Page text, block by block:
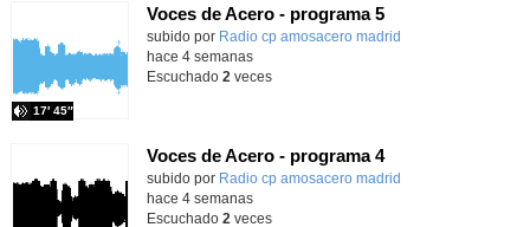
Voces de Acero - programa 5
Contenido educativo.
subido por Radio cp amosacero madrid
17′ 45″
hace 4 semanas
Escuchado 2 veces
Voces de Acero - programa 4
Contenido educativo.
subido por Radio cp amosacero madrid
hace 4 semanas
Escuchado 2 veces